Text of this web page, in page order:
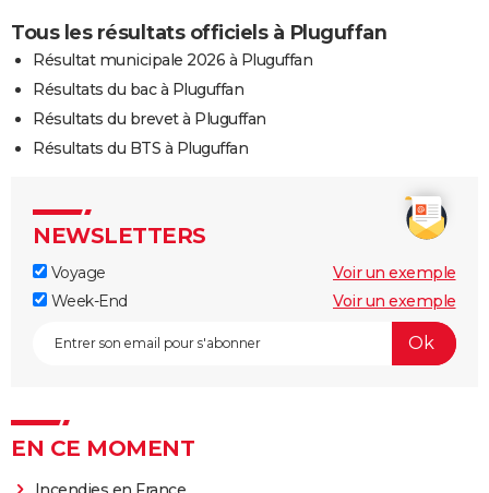
Tous les résultats officiels à Pluguffan
Résultat municipale 2026 à Pluguffan
Résultats du bac à Pluguffan
Résultats du brevet à Pluguffan
Résultats du BTS à Pluguffan
NEWSLETTERS
Voyage
Voir un exemple
Week-End
Voir un exemple
EN CE MOMENT